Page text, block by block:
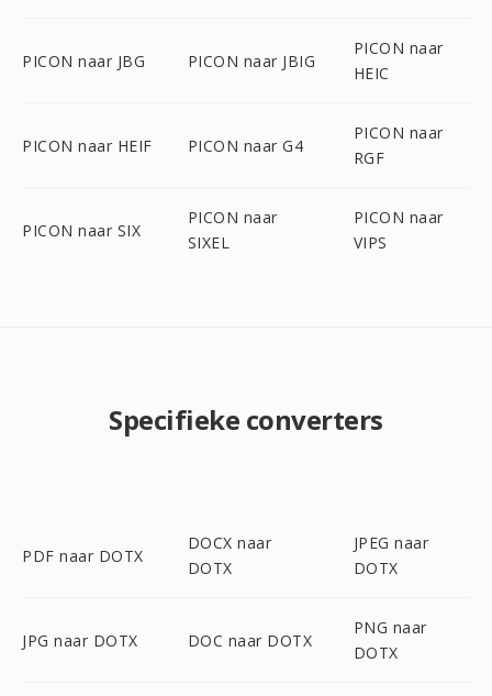
PICON naar JBG PICON naar JBIG
PICON naar
HEIC
PICON naar HEIF PICON naar G4
PICON naar
RGF
PICON naar SIX
PICON naar
SIXEL
PICON naar
VIPS
Specifieke converters
PDF naar DOTX
DOCX naar
DOTX
JPEG naar
DOTX
JPG naar DOTX DOC naar DOTX
PNG naar
DOTX